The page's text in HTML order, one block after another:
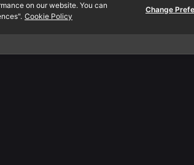
on our website. You can
Cookie Policy
Change